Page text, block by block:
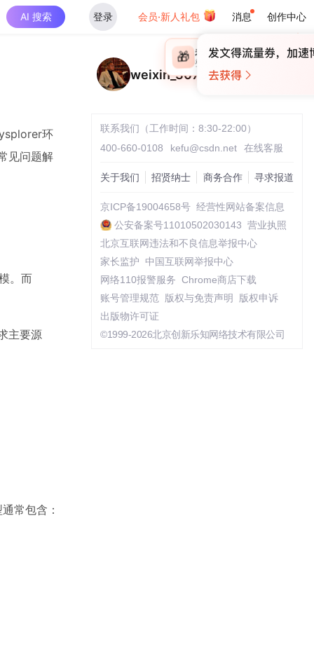
AI 搜索 登录 会员·新人礼包 消息 创作中心
×
🎁 未登录
登录领取最高
环
见问题解
。而
主要源
常包含：
weixin_30794755
联系我们（工作时间：8:30-22:00）
400-660-0108
kefu@csdn.net 在线客服
关于我们 招贤纳士 商务合作 寻求报道
京ICP备19004658号 经营性网站备案信息
公安备案号11010502030143 营业执照
北京互联网违法和不良信息举报中心
家长监护
中国互联网举报中心
网络110报警服务 Chrome商店下载
账号管理规范
版权与免责声明
版权申诉
出版物许可证
©1999-2026北京创新乐知网络技术有限公司